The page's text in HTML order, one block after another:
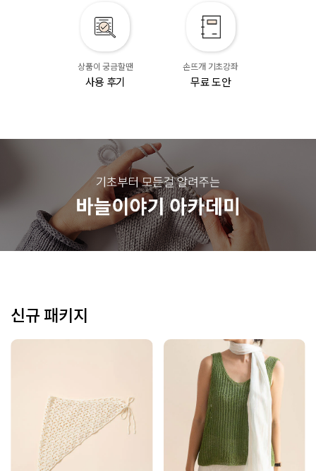
상품이 궁금할땐
사용 후기
손뜨개 기초강좌
무료 도안
신규 패키지